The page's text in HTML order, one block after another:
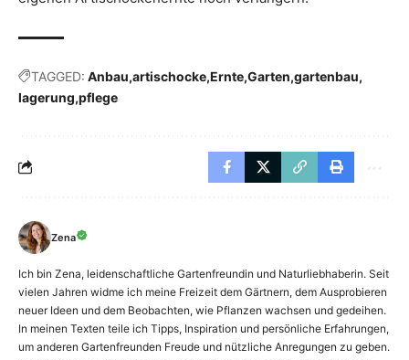
TAGGED: Anbau artischocke Ernte Garten gartenbau
lagerung pflege
Zena
Ich bin Zena, leidenschaftliche Gartenfreundin und Naturliebhaberin. Seit
vielen Jahren widme ich meine Freizeit dem Gärtnern, dem Ausprobieren
neuer Ideen und dem Beobachten, wie Pflanzen wachsen und gedeihen.
In meinen Texten teile ich Tipps, Inspiration und persönliche Erfahrungen,
um anderen Gartenfreunden Freude und nützliche Anregungen zu geben.